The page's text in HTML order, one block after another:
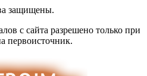
защищены.
с сайта разрешено только при
первоисточник.